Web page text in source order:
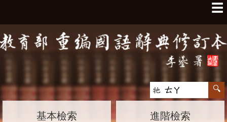
☰
基本檢索 進階檢索